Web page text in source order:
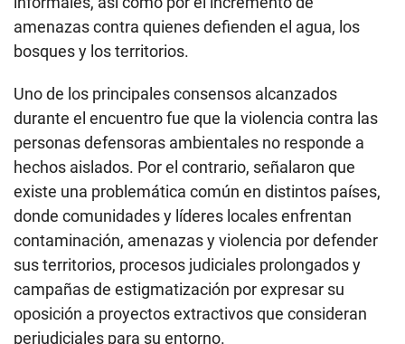
amenazas contra quienes defienden el agua, los
bosques y los territorios.
Uno de los principales consensos alcanzados
durante el encuentro fue que la violencia contra las
personas defensoras ambientales no responde a
hechos aislados. Por el contrario, señalaron que
existe una problemática común en distintos países,
donde comunidades y líderes locales enfrentan
contaminación, amenazas y violencia por defender
sus territorios, procesos judiciales prolongados y
campañas de estigmatización por expresar su
oposición a proyectos extractivos que consideran
perjudiciales para su entorno.